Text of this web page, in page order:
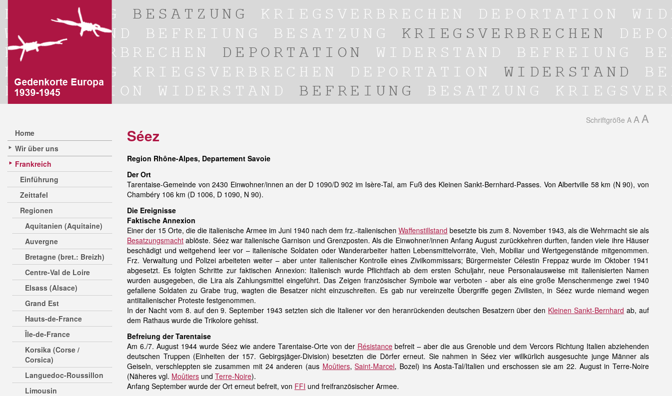
Home
Wir über uns
Frankreich
Einführung
Zeittafel
Regionen
Aquitanien (Aquitaine)
Auvergne
Bretagne (bret.: Breizh)
Centre-Val de Loire
Elsass (Alsace)
Grand Est
Hauts-de-France
Île-de-France
Korsika (Corse /
Corsica)
Languedoc-Roussillon
Limousin
Schriftgröße A A A
Séez
Region Rhône-Alpes, Departement Savoie
Der Ort
Tarentaise-Gemeinde von 2430 Einwohner/innen an der D 1090/D 902 im Isère-Tal, am Fuß des Kleinen Sankt-Bernhard-Passes. Von Albertville 58 km (N 90), von
Chambéry 106 km (D 1006, D 1090, N 90).
Die Ereignisse
Faktische Annexion
Einer der 15 Orte, die die italienische Armee im Juni 1940 nach dem frz.-italienischen Waffenstillstand besetzte bis zum 8. November 1943, als die Wehrmacht sie als
Besatzungsmacht ablöste. Séez war italienische Garnison und Grenzposten. Als die Einwohner/innen Anfang August zurückkehren durften, fanden viele ihre Häuser
beschädigt und weitgehend leer vor – italienische Soldaten oder Wanderarbeiter hatten Lebensmittelvorräte, Vieh, Mobiliar und Wertgegenstände mitgenommen.
Frz. Verwaltung und Polizei arbeiteten weiter – aber unter italienischer Kontrolle eines Zivilkommissars; Bürgermeister Célestin Freppaz wurde im Oktober 1941
abgesetzt. Es folgten Schritte zur faktischen Annexion: Italienisch wurde Pflichtfach ab dem ersten Schuljahr, neue Personalausweise mit italienisierten Namen
wurden ausgegeben, die Lira als Zahlungsmittel eingeführt. Das Zeigen französischer Symbole war verboten - aber als eine große Menschenmenge zwei 1940
gefallene Soldaten zu Grabe trug, wagten die Besatzer nicht einzuschreiten. Es gab nur vereinzelte Übergriffe gegen Zivilisten, in Séez wurde niemand wegen
antiitalienischer Proteste festgenommen.
In der Nacht vom 8. auf den 9. September 1943 setzten sich die Italiener vor den heranrückenden deutschen Besatzern über den Kleinen Sankt-Bernhard ab, auf
dem Rathaus wurde die Trikolore gehisst.
Befreiung der Tarentaise
Am 6./7. August 1944 wurde Séez wie andere Tarentaise-Orte von der Résistancebefreit – aber die aus Grenoble und dem Vercors Richtung Italien abziehenden
deutschen Truppen (Einheiten der 157. Gebirgsjäger-Division) besetzten die Dörfer erneut. Sie nahmen in Séez vier willkürlich ausgesuchte junge Männer als
Geiseln, verschleppten sie zusammen mit 24 anderen (aus Moûtiers,Saint-Marcel, Bozel) ins Aosta-Tal/Italien und erschossen sie am 22. August in Terre-Noire
(Näheres vgl. Moûtiers und Terre-Noire).
Anfang September wurde der Ort erneut befreit, von FFI und freifranzösischer Armee.